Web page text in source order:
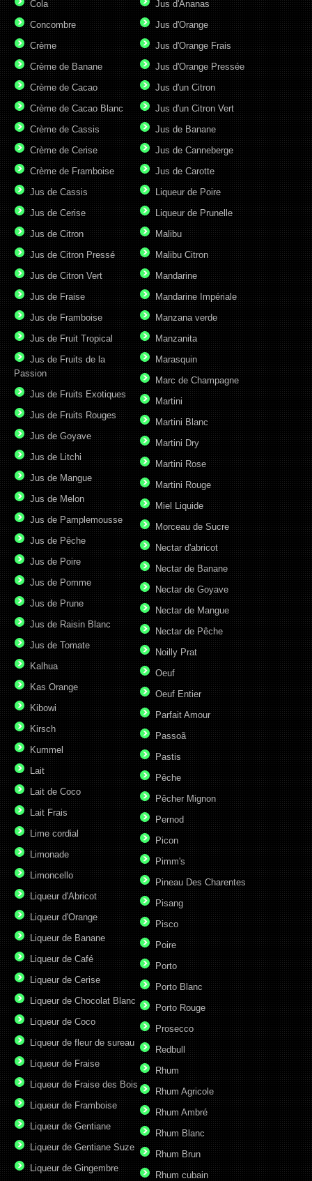
Cola
Concombre
Crème
Crème de Banane
Crème de Cacao
Crème de Cacao Blanc
Crème de Cassis
Crème de Cerise
Crème de Framboise
Jus d'Ananas
Jus d'Orange
Jus d'Orange Frais
Jus d'Orange Pressée
Jus d'un Citron
Jus d'un Citron Vert
Jus de Banane
Jus de Canneberge
Jus de Carotte
Jus de Cassis
Jus de Cerise
Jus de Citron
Jus de Citron Pressé
Jus de Citron Vert
Jus de Fraise
Jus de Framboise
Jus de Fruit Tropical
Jus de Fruits de la
Passion
Jus de Fruits Exotiques
Jus de Fruits Rouges
Jus de Goyave
Jus de Litchi
Jus de Mangue
Jus de Melon
Jus de Pamplemousse
Jus de Pêche
Jus de Poire
Jus de Pomme
Jus de Prune
Jus de Raisin Blanc
Jus de Tomate
Kalhua
Kas Orange
Kibowi
Kirsch
Kummel
Lait
Lait de Coco
Lait Frais
Lime cordial
Limonade
Limoncello
Liqueur d'Abricot
Liqueur d'Orange
Liqueur de Banane
Liqueur de Café
Liqueur de Cerise
Liqueur de Chocolat Blanc
Liqueur de Coco
Liqueur de fleur de sureau
Liqueur de Fraise
Liqueur de Fraise des Bois
Liqueur de Framboise
Liqueur de Gentiane
Liqueur de Gentiane Suze
Liqueur de Gingembre
Liqueur de Poire
Liqueur de Prunelle
Malibu
Malibu Citron
Mandarine
Mandarine Impériale
Manzana verde
Manzanita
Marasquin
Marc de Champagne
Martini
Martini Blanc
Martini Dry
Martini Rose
Martini Rouge
Miel Liquide
Morceau de Sucre
Nectar d'abricot
Nectar de Banane
Nectar de Goyave
Nectar de Mangue
Nectar de Pêche
Noilly Prat
Oeuf
Oeuf Entier
Parfait Amour
Passoã
Pastis
Pêche
Pêcher Mignon
Pernod
Picon
Pimm's
Pineau Des Charentes
Pisang
Pisco
Poire
Porto
Porto Blanc
Porto Rouge
Prosecco
Redbull
Rhum
Rhum Agricole
Rhum Ambré
Rhum Blanc
Rhum Brun
Rhum cubain